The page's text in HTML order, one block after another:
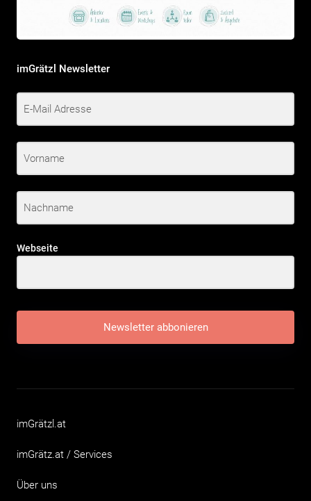
imGrätzl Newsletter
Webseite
Newsletter abbonieren
imGrätzl.at
imGrätz.at / Services
Über uns